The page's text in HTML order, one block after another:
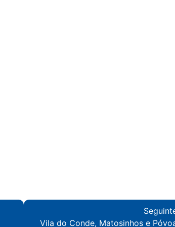
Vila do Conde, Matosinhos e